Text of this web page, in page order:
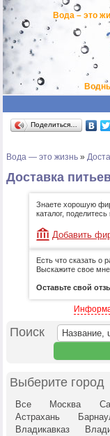
Вода – это
Поделиться…
Вода — это жизнь »
Доставка
Знаете хорошую
каталог,
Добавить
Есть что сказать о
Выскажите свое
Оставьте свой
Поиск
Выберите город
Все Москва
Астрахань
Владикавказ